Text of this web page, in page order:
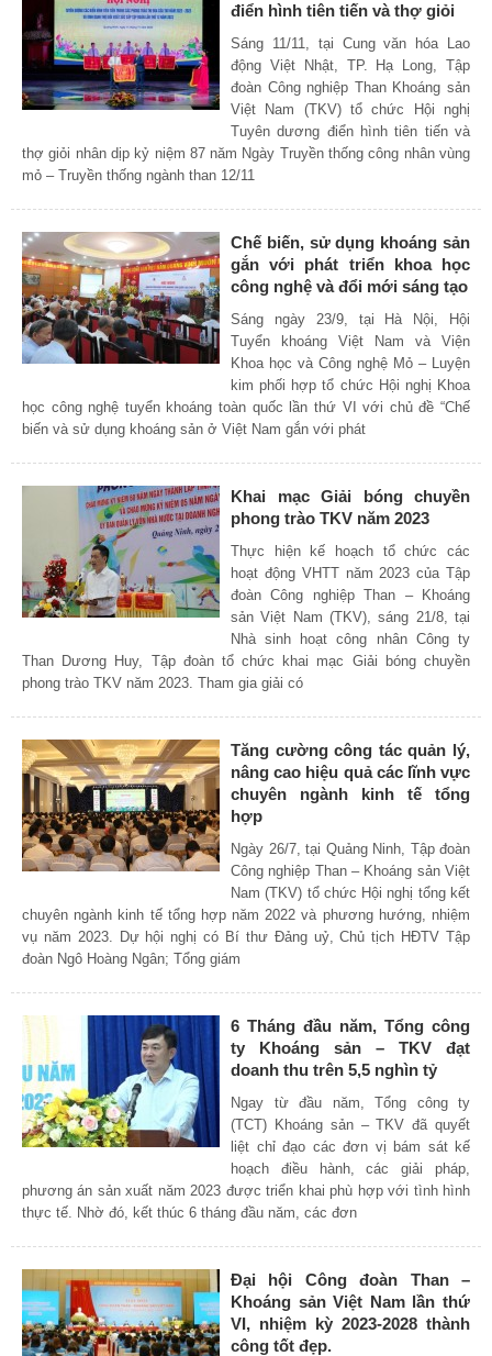
điển hình tiên tiến và thợ giỏi
Sáng 11/11, tại Cung văn hóa Lao
động Việt Nhật, TP. Hạ Long, Tập
đoàn Công nghiệp Than Khoáng sản
Việt Nam (TKV) tổ chức Hội nghị
Tuyên dương điển hình tiên tiến và
thợ giỏi nhân dịp kỷ niệm 87 năm Ngày Truyền thống công nhân vùng
mỏ – Truyền thống ngành than 12/11
Chế biến, sử dụng khoáng sản
gắn với phát triển khoa học
công nghệ và đổi mới sáng tạo
Sáng ngày 23/9, tại Hà Nội, Hội
Tuyển khoáng Việt Nam và Viện
Khoa học và Công nghệ Mỏ – Luyện
kim phối hợp tổ chức Hội nghị Khoa
học công nghệ tuyển khoáng toàn quốc lần thứ VI với chủ đề “Chế
biến và sử dụng khoáng sản ở Việt Nam gắn với phát
Khai mạc Giải bóng chuyền
phong trào TKV năm 2023
Thực hiện kế hoạch tổ chức các
hoạt động VHTT năm 2023 của Tập
đoàn Công nghiệp Than – Khoáng
sản Việt Nam (TKV), sáng 21/8, tại
Nhà sinh hoạt công nhân Công ty
Than Dương Huy, Tập đoàn tổ chức khai mạc Giải bóng chuyền
phong trào TKV năm 2023. Tham gia giải có
Tăng cường công tác quản lý,
nâng cao hiệu quả các lĩnh vực
chuyên ngành kinh tế tổng
hợp
Ngày 26/7, tại Quảng Ninh, Tập đoàn
Công nghiệp Than – Khoáng sản Việt
Nam (TKV) tổ chức Hội nghị tổng kết
chuyên ngành kinh tế tổng hợp năm 2022 và phương hướng, nhiệm
vụ năm 2023. Dự hội nghị có Bí thư Đảng uỷ, Chủ tịch HĐTV Tập
đoàn Ngô Hoàng Ngân; Tổng giám
6 Tháng đầu năm, Tổng công
ty Khoáng sản – TKV đạt
doanh thu trên 5,5 nghìn tỷ
Ngay từ đầu năm, Tổng công ty
(TCT) Khoáng sản – TKV đã quyết
liệt chỉ đạo các đơn vị bám sát kế
hoạch điều hành, các giải pháp,
phương án sản xuất năm 2023 được triển khai phù hợp với tình hình
thực tế. Nhờ đó, kết thúc 6 tháng đầu năm, các đơn
Đại hội Công đoàn Than –
Khoáng sản Việt Nam lần thứ
VI, nhiệm kỳ 2023-2028 thành
công tốt đẹp.